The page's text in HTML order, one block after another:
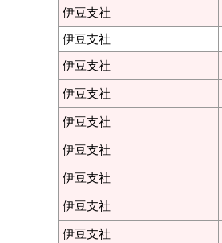
伊豆支社
伊豆支社
伊豆支社
伊豆支社
伊豆支社
伊豆支社
伊豆支社
伊豆支社
伊豆支社